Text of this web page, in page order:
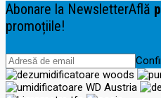
Abonare la NewsletterAflă
promoțiile!